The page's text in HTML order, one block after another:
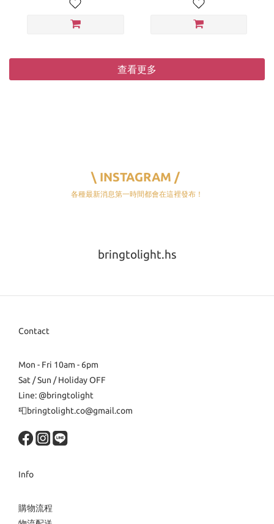
查看更多
\ INSTAGRAM /
各種最新消息第一時間都會在這裡發布！
bringtolight.hs
Contact
Mon - Fri 10am - 6pm
Sat / Sun / Holiday OFF
Line: @bringtolight
📮bringtolight.co@gmail.com
Info
購物流程